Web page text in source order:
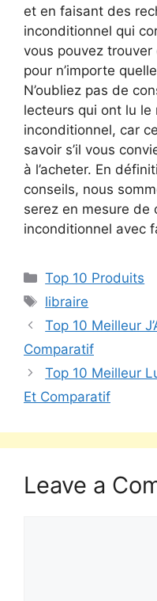
et en faisant des
inconditionnel qui
vous pouvez
pour n’importe
N’oubliez pas de
lecteurs qui ont lu le
inconditionnel, car
savoir s’il vous
à l’acheter. En
conseils, nous
serez en mesure de
inconditionnel avec
Top 10 Produits
libraire
Top 10 Meilleur
Comparatif
Top 10 Meilleur
Et Comparatif
Leave a